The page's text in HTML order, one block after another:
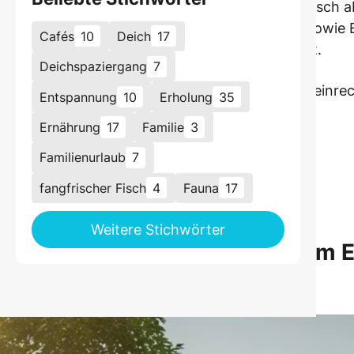
wenn du die wichtigsten Punkte systematisch
mit Ladestation direkt buchen und alle Apps
und der entspannte Start ist garantiert.
– Extralast wie Dachbox oder Kindersitz
Ladeparks auswählen
(besser Reservierung!) buchen
griffbereit halten
als Familienzeit nutzen
wie der Urlaub mit dem
Cafés 10 Deich 17
Deichspaziergang 7
Entspannung 10 Erholung 35
Ernährung 17 Familie 3
Familienurlaub 7
fangfrischer Fisch 4 Fauna 17
Weitere Stichwörter